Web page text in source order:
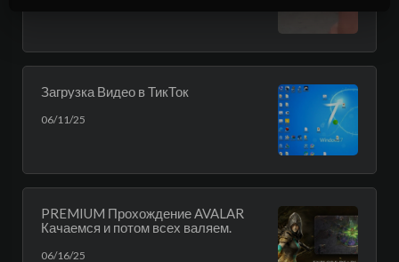
Загрузка Видео в ТикТок
06/11/25
PREMIUM Прохождение AVALAR
Качаемся и потом всех валяем.
06/16/25